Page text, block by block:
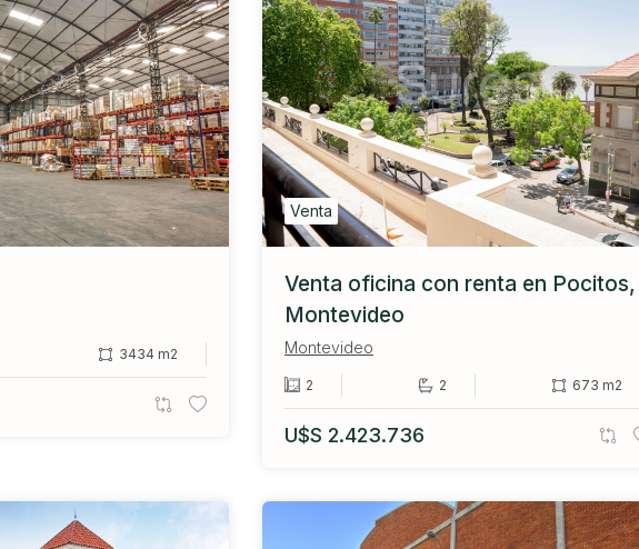
3434 m2
Venta
Venta oficina con renta en Pocitos,
Montevideo
Montevideo
2 2 673 m2
U$S 2.423.736